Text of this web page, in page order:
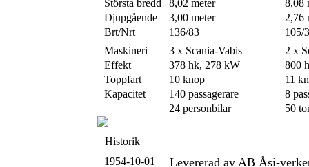
Största bredd
8,02 meter
8,08
Djupgående
3,00 meter
2,76
Brt/Nrt
136/83
105/
Maskineri
3 x Scania-Vabis
2 x
Effekt
378 hk, 278 kW
800
Toppfart
10 knop
11
Kapacitet
140 passagerare
8
24 personbilar
50
Historik
1954-10-01
Levererad av AB Åsi-